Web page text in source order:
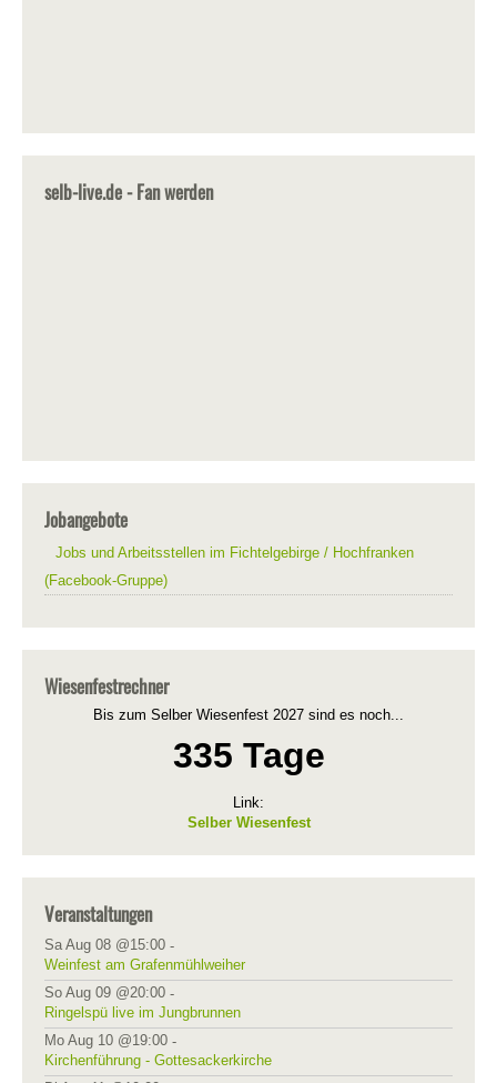
selb-live.de - Fan werden
Jobangebote
Jobs und Arbeitsstellen im Fichtelgebirge / Hochfranken
(Facebook-Gruppe)
Wiesenfestrechner
Bis zum Selber Wiesenfest 2027 sind es noch...
335 Tage
Link:
Selber Wiesenfest
Veranstaltungen
Sa Aug 08 @15:00 -
Weinfest am Grafenmühlweiher
So Aug 09 @20:00 -
Ringelspü live im Jungbrunnen
Mo Aug 10 @19:00 -
Kirchenführung - Gottesackerkirche